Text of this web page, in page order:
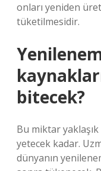
onları yeniden
tüketilmesidir.
bitecek?
Bu miktar yaklaşık
yetecek kadar.
dünyanın